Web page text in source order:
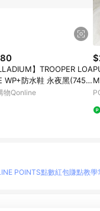
】TROOPER LOA
WP+防水鞋 永夜黑(7459
物Qonline
POINTS點數紅包賺點教學